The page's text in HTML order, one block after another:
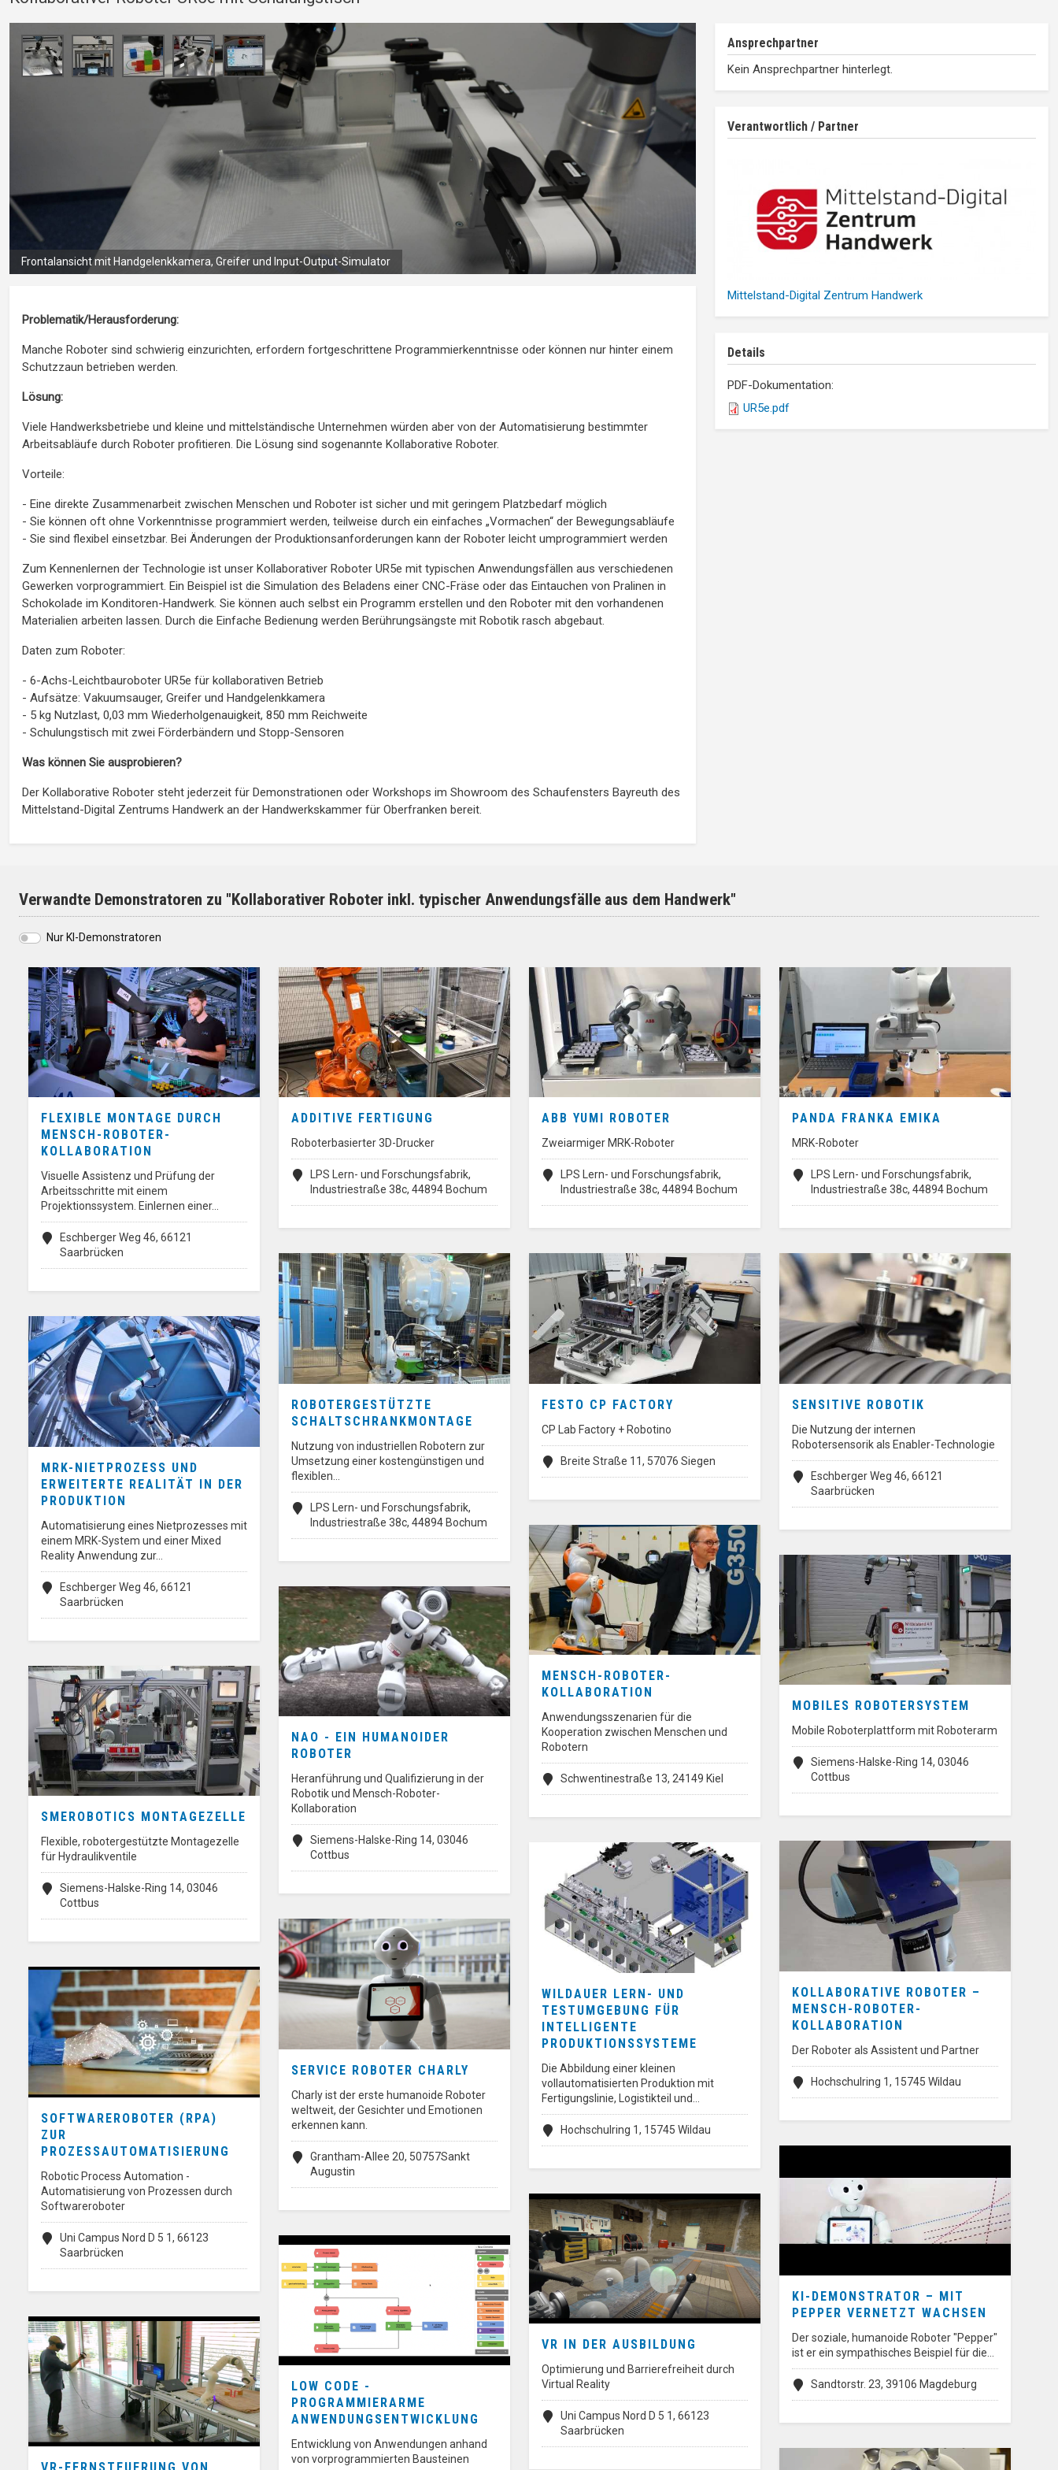
Gesamtansicht des Roboters, Schulungstisch und Programmiertablet
Problematik/Herausforderung:
Manche Roboter sind schwierig einzurichten, erfordern fortgeschrittene Programmierkenntnisse oder können nur hinter einem
Schutzzaun betrieben werden.
Lösung:
Viele Handwerksbetriebe und kleine und mittelständische Unternehmen würden aber von der Automatisierung bestimmter
Arbeitsabläufe durch Roboter profitieren. Die Lösung sind sogenannte Kollaborative Roboter.
Vorteile:
- Eine direkte Zusammenarbeit zwischen Menschen und Roboter ist sicher und mit geringem Platzbedarf möglich
- Sie können oft ohne Vorkenntnisse programmiert werden, teilweise durch ein einfaches „Vormachen“ der Bewegungsabläufe
- Sie sind flexibel einsetzbar. Bei Änderungen der Produktionsanforderungen kann der Roboter leicht umprogrammiert werden
Zum Kennenlernen der Technologie ist unser Kollaborativer Roboter UR5e mit typischen Anwendungsfällen aus verschiedenen
Gewerken vorprogrammiert. Ein Beispiel ist die Simulation des Beladens einer CNC-Fräse oder das Eintauchen von Pralinen in
Schokolade im Konditoren-Handwerk. Sie können auch selbst ein Programm erstellen und den Roboter mit den vorhandenen
Materialien arbeiten lassen. Durch die Einfache Bedienung werden Berührungsängste mit Robotik rasch abgebaut.
Daten zum Roboter:
- 6-Achs-Leichtbauroboter UR5e für kollaborativen Betrieb
- Aufsätze: Vakuumsauger, Greifer und Handgelenkkamera
- 5 kg Nutzlast, 0,03 mm Wiederholgenauigkeit, 850 mm Reichweite
- Schulungstisch mit zwei Förderbändern und Stopp-Sensoren
Was können Sie ausprobieren?
Der Kollaborative Roboter steht jederzeit für Demonstrationen oder Workshops im Showroom des Schaufensters Bayreuth des
Mittelstand-Digital Zentrums Handwerk an der Handwerkskammer für Oberfranken bereit.
Ansprechpartner
Kein Ansprechpartner hinterlegt.
Verantwortlich / Partner
Mittelstand-Digital Zentrum Handwerk
Details
PDF-Dokumentation:
UR5e.pdf
Verwandte Demonstratoren zu "Kollaborativer Roboter inkl. typischer Anwendungsfälle aus dem Handwerk"
Nur KI-Demonstratoren
FLEXIBLE MONTAGE DURCH
MENSCH-ROBOTER-
KOLLABORATION
Visuelle Assistenz und Prüfung der
Arbeitsschritte mit einem
Projektionssystem. Einlernen einer…
Eschberger Weg 46, 66121
Saarbrücken
ADDITIVE FERTIGUNG
Roboterbasierter 3D-Drucker
LPS Lern- und Forschungsfabrik,
Industriestraße 38c, 44894 Bochum
ABB YUMI ROBOTER
Zweiarmiger MRK-Roboter
LPS Lern- und Forschungsfabrik,
Industriestraße 38c, 44894 Bochum
PANDA FRANKA EMIKA
MRK-Roboter
LPS Lern- und Forschungsfabrik,
Industriestraße 38c, 44894 Bochum
ROBOTERGESTÜTZTE
SCHALTSCHRANKMONTAGE
Nutzung von industriellen Robotern zur
Umsetzung einer kostengünstigen und
flexiblen…
LPS Lern- und Forschungsfabrik,
Industriestraße 38c, 44894 Bochum
FESTO CP FACTORY
CP Lab Factory + Robotino
Breite Straße 11, 57076 Siegen
SENSITIVE ROBOTIK
Die Nutzung der internen
Robotersensorik als Enabler-Technologie
Eschberger Weg 46, 66121
Saarbrücken
MRK-NIETPROZESS UND
ERWEITERTE REALITÄT IN DER
PRODUKTION
Automatisierung eines Nietprozesses mit
einem MRK-System und einer Mixed
Reality Anwendung zur…
Eschberger Weg 46, 66121
Saarbrücken
MENSCH-ROBOTER-
KOLLABORATION
Anwendungsszenarien für die
Kooperation zwischen Menschen und
Robotern
Schwentinestraße 13, 24149 Kiel
MOBILES ROBOTERSYSTEM
Mobile Roboterplattform mit Roboterarm
Siemens-Halske-Ring 14, 03046
Cottbus
NAO - EIN HUMANOIDER
ROBOTER
Heranführung und Qualifizierung in der
Robotik und Mensch-Roboter-
Kollaboration
Siemens-Halske-Ring 14, 03046
Cottbus
SMEROBOTICS MONTAGEZELLE
Flexible, robotergestützte Montagezelle
für Hydraulikventile
Siemens-Halske-Ring 14, 03046
Cottbus
KOLLABORATIVE ROBOTER –
MENSCH-ROBOTER-
KOLLABORATION
Der Roboter als Assistent und Partner
Hochschulring 1, 15745 Wildau
WILDAUER LERN- UND
TESTUMGEBUNG FÜR
INTELLIGENTE
PRODUKTIONSSYSTEME
Die Abbildung einer kleinen
vollautomatisierten Produktion mit
Fertigungslinie, Logistikteil und…
Hochschulring 1, 15745 Wildau
SERVICE ROBOTER CHARLY
Charly ist der erste humanoide Roboter
weltweit, der Gesichter und Emotionen
erkennen kann.
Grantham-Allee 20, 50757Sankt
Augustin
SOFTWAREROBOTER (RPA)
ZUR
PROZESSAUTOMATISIERUNG
Robotic Process Automation -
Automatisierung von Prozessen durch
Softwareroboter
Uni Campus Nord D 5 1, 66123
Saarbrücken
KI-DEMONSTRATOR – MIT
PEPPER VERNETZT WACHSEN
Der soziale, humanoide Roboter "Pepper"
ist er ein sympathisches Beispiel für die…
Sandtorstr. 23, 39106 Magdeburg
VR IN DER AUSBILDUNG
Optimierung und Barrierefreiheit durch
Virtual Reality
Uni Campus Nord D 5 1, 66123
Saarbrücken
LOW CODE -
PROGRAMMIERARME
ANWENDUNGSENTWICKLUNG
Entwicklung von Anwendungen anhand
von vorprogrammierten Bausteinen